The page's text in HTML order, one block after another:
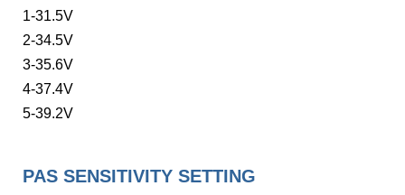
1-31.5V
2-34.5V
3-35.6V
4-37.4V
5-39.2V
PAS SENSITIVITY SETTING